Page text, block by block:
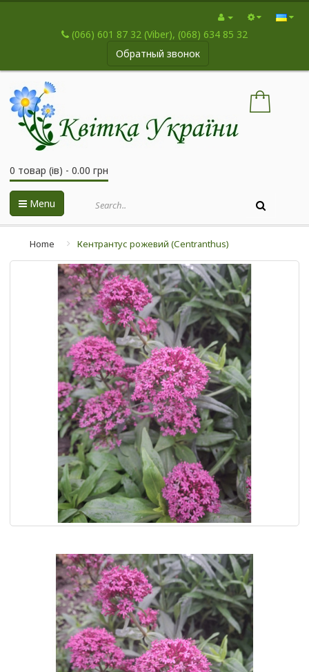
(066) 601 87 32 (Viber), (068) 634 85 32
Обратный звонок
0 товар (ів) - 0.00 грн
Menu
Home Кентрантус рожевий (Сentranthus)